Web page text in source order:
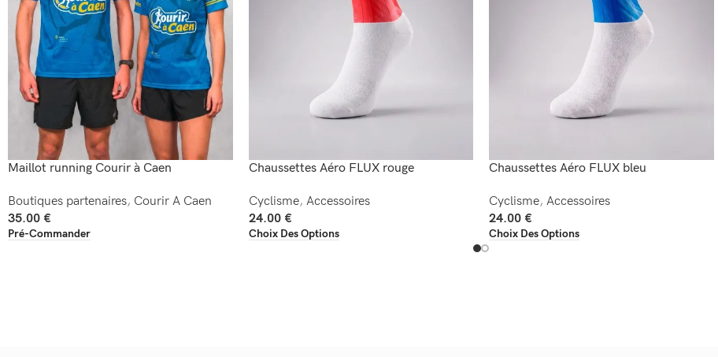
Maillot running Courir à Caen
Boutiques partenaires, Courir A Caen
35.00 €
Pré-Commander
Chaussettes Aéro FLUX rouge
Cyclisme, Accessoires
24.00 €
Choix Des Options
Chaussettes Aéro FLUX bleu
Cyclisme, Accessoires
24.00 €
Choix Des Options